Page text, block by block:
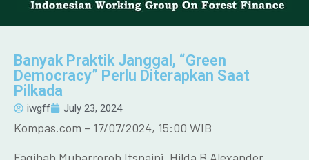
Banyak Praktik Janggal, “Green
Democracy” Perlu Diterapkan Saat
Pilkada
iwgff July 23, 2024
Kompas.com – 17/07/2024, 15:00 WIB